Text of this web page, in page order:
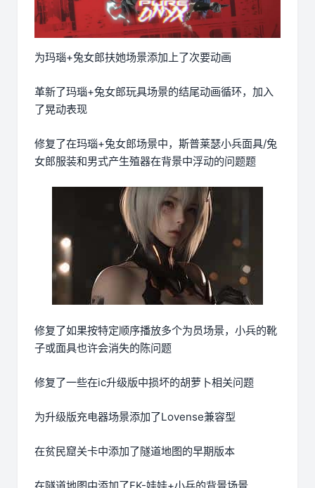
为玛瑙+兔女郎扶她场景添加上了次要动画
革新了玛瑙+兔女郎玩具场景的结尾动画循环，加入
了晃动表现
修复了在玛瑙+兔女郎场景中，斯普莱瑟小兵面具/兔
女郎服装和男式产生殖器在背景中浮动的问题题
修复了如果按特定顺序播放多个为员场景，小兵的靴
子或面具也许会消失的陈问题
修复了一些在ic升级版中损坏的胡萝卜相关问题
为升级版充电器场景添加了Lovense兼容型
在贫民窟关卡中添加了隧道地图的早期版本